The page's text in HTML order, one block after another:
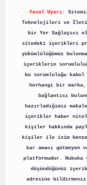
Yasal Uyarı:
Teknolojileri ve
bir Yer Sağlayıcı
sitedeki içerikleri
yükümlülüğümüz
içeriklerin
bu sorumluluğu
herhangi bir
bağlantısı
hazırladığımız
içerikler haber
kişiler hakkında
kişiler ile isim
kar amacı
platformudur. Hukuka
düşündüğünüz
adresine